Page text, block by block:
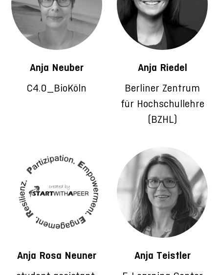
Anja Neuber
C4.0_BioKöln
Anja Riedel
Berliner Zentrum
für Hochschullehre
(BZHL)
Anja Rosa Neuner
Anja Teistler